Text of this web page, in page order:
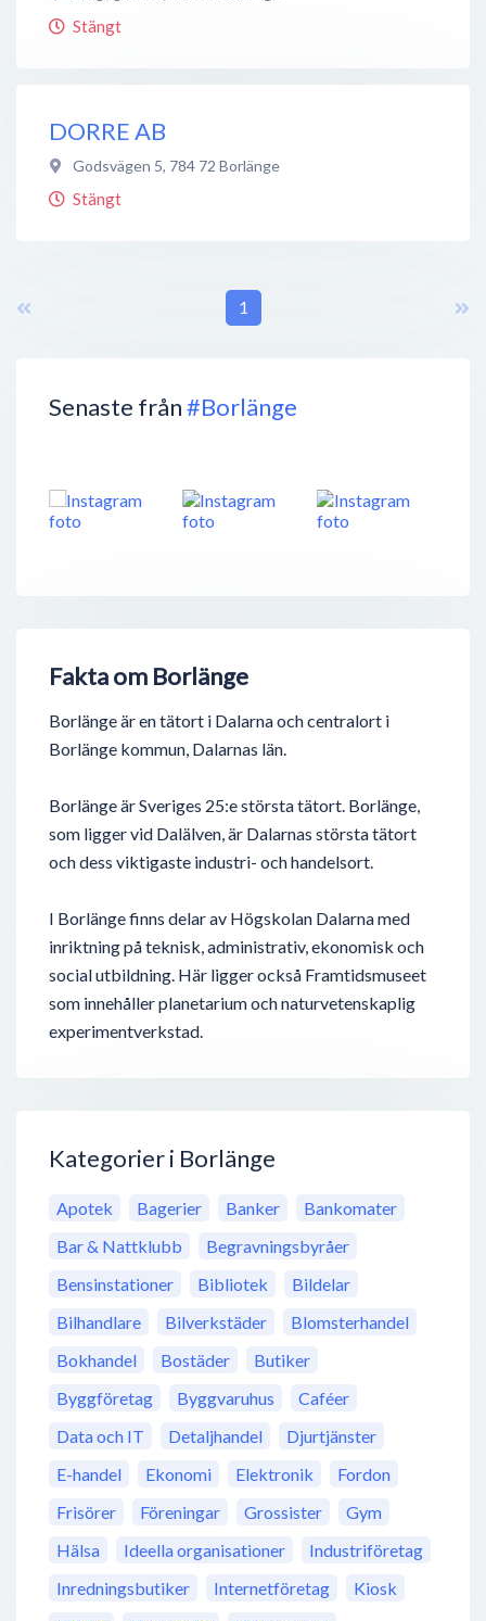
Senaste från#Borlänge
Fakta om Borlänge
Borlänge är en tätort i Dalarna och centralort i
Borlänge kommun, Dalarnas län.
Borlänge är Sveriges 25:e största tätort. Borlänge,
som ligger vid Dalälven, är Dalarnas största tätort
och dess viktigaste industri- och handelsort.
I Borlänge finns delar av Högskolan Dalarna med
inriktning på teknisk, administrativ, ekonomisk och
social utbildning. Här ligger också Framtidsmuseet
som innehåller planetarium och naturvetenskaplig
experimentverkstad.
Kategorier i Borlänge
Apotek Bagerier Banker
Bankomater
Bar & Nattklubb
Begravningsbyråer
Bensinstationer
Bibliotek
Bildelar
Bilhandlare
Bilverkstäder
Blomsterhandel
Bokhandel
Bostäder
Butiker
Byggföretag
Byggvaruhus
Caféer
Data och IT
Detaljhandel
Djurtjänster
E-handel
Ekonomi Elektronik
Fordon
Frisörer
Föreningar Grossister
Gym
Hälsa
Ideella organisationer
Industriföretag
Inredningsbutiker
Internetföretag
Kiosk
Stängt
DORRE AB
Godsvägen 5, 784 72 Borlänge
Stängt
1